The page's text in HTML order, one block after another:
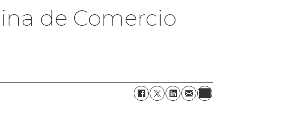
de Comercio